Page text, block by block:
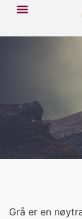
Grå er en